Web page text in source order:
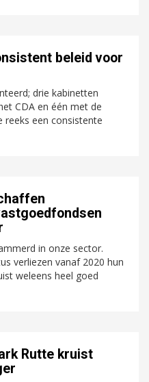
beleid voor
drie kabinetten
CDA en één met de
reeks een consistente
in onze sector.
verliezen vanaf 2020 hun
weleens heel goed
Rutte kruist